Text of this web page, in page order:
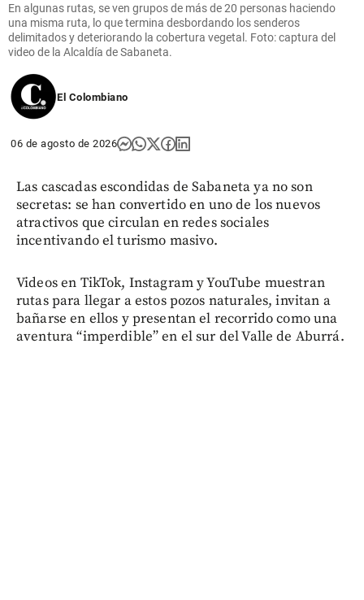
En algunas rutas, se ven grupos de más de 20 personas haciendo
una misma ruta, lo que termina desbordando los senderos
delimitados y deteriorando la cobertura vegetal. Foto: captura del
video de la Alcaldía de Sabaneta.
El Colombiano
06 de agosto de 2026
Las cascadas escondidas de Sabaneta ya no son
secretas: se han convertido en uno de los nuevos
atractivos que circulan en redes sociales
incentivando el turismo masivo.
Videos en TikTok, Instagram y YouTube muestran
rutas para llegar a estos pozos naturales, invitan a
bañarse en ellos y presentan el recorrido como una
aventura “imperdible” en el sur del Valle de Aburrá.